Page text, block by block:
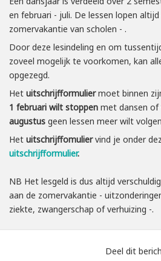
en februari - juli. De lessen lopen
zomervakantie van scholen - .
Door deze lesindeling en om
zoveel mogelijk te voorkomen, kan
opgezegd.
Het uitschrijfformuliermoet binnen
1 februari wilt stoppen met dansen of
augustus geen lessen meer wilt
Het uitschrijffomuliervind je onder
uitschrijfformulier.
NB Het lesgeld is dus altijd
aan de zomervakantie -
ziekte, zwangerschap of verhuizing -.
Deel dit